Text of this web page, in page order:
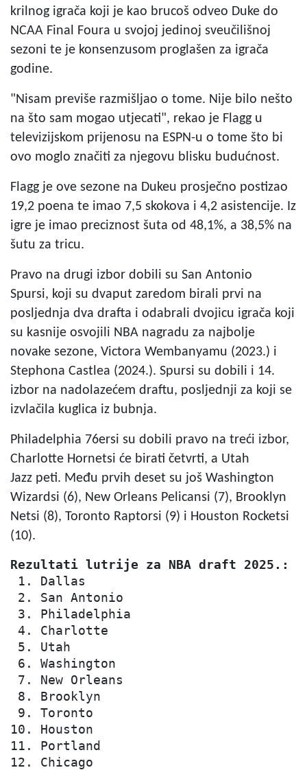
krilnog igrača koji je kao brucoš odveo Duke do
NCAA Final Foura u svojoj jedinoj sveučilišnoj
sezoni te je konsenzusom proglašen za igrača
godine.
"Nisam previše razmišljao o tome. Nije bilo nešto
na što sam mogao utjecati", rekao je Flagg u
televizijskom prijenosu na ESPN-u o tome što bi
ovo moglo značiti za njegovu blisku budućnost.
Flagg je ove sezone na Dukeu prosječno postizao
19,2 poena te imao 7,5 skokova i 4,2 asistencije. Iz
igre je imao preciznost šuta od 48,1%, a 38,5% na
šutu za tricu.
Pravo na drugi izbor dobili su San Antonio
Spursi, koji su dvaput zaredom birali prvi na
posljednja dva drafta i odabrali dvojicu igrača koji
su kasnije osvojili NBA nagradu za najbolje
novake sezone, Victora Wembanyamu (2023.) i
Stephona Castlea (2024.). Spursi su dobili i 14.
izbor na nadolazećem draftu, posljednji za koji se
izvlačila kuglica iz bubnja.
Philadelphia 76ersi su dobili pravo na treći izbor,
Charlotte Hornetsi će birati četvrti, a Utah
Jazz peti. Među prvih deset su još Washington
Wizardsi (6), New Orleans Pelicansi (7), Brooklyn
Netsi (8), Toronto Raptorsi (9) i Houston Rocketsi
(10).
Rezultati lutrije za NBA draft 2025.:
1. Dallas
2. San Antonio
3. Philadelphia
4. Charlotte
5. Utah
6. Washington
7. New Orleans
8. Brooklyn
9. Toronto
10. Houston
11. Portland
12. Chicago